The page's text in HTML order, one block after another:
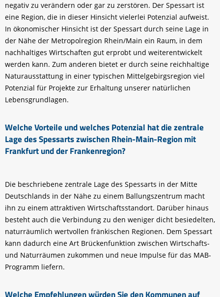
negativ zu verändern oder gar zu zerstören. Der Spessart ist
eine Region, die in dieser Hinsicht vielerlei Potenzial aufweist.
In ökonomischer Hinsicht ist der Spessart durch seine Lage in
der Nähe der Metropolregion Rhein/Main ein Raum, in dem
nachhaltiges Wirtschaften gut erprobt und weiterentwickelt
werden kann. Zum anderen bietet er durch seine reichhaltige
Naturausstattung in einer typischen Mittelgebirgsregion viel
Potenzial für Projekte zur Erhaltung unserer natürlichen
Lebensgrundlagen.
Welche Vorteile und welches Potenzial hat die zentrale
Lage des Spessarts zwischen Rhein-Main-Region mit
Frankfurt und der Frankenregion?
Die beschriebene zentrale Lage des Spessarts in der Mitte
Deutschlands in der Nähe zu einem Ballungszentrum macht
ihn zu einem attraktiven Wirtschaftsstandort. Darüber hinaus
besteht auch die Verbindung zu den weniger dicht besiedelten,
naturräumlich wertvollen fränkischen Regionen. Dem Spessart
kann dadurch eine Art Brückenfunktion zwischen Wirtschafts-
und Naturräumen zukommen und neue Impulse für das MAB-
Programm liefern.